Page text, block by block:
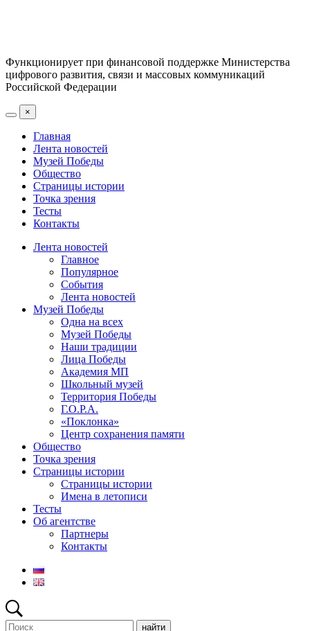
Функционирует при финансовой поддержке Министерства
цифрового развития, связи и массовых коммуникаций
Российской Федерации
×
Главная
Лента новостей
Музей Победы
Общество
Страницы истории
Точка зрения
Тесты
Контакты
Лента новостей
Главное
Популярное
События
Лента новостей
Музей Победы
Одна на всех
Музей Победы
Наши традиции
Лица Победы
Академия МП
Школьный музей
Территория Победы
Г.О.Р.А.
«Поклонка»
Центр сохранения памяти
Общество
Точка зрения
Страницы истории
Страницы истории
Имена в летописи
Тесты
Об агентстве
Партнеры
Контакты